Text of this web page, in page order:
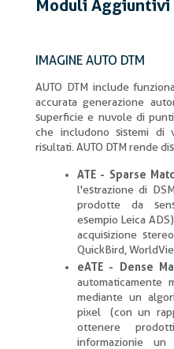
Moduli Aggiuntivi
IMAGINE AUTO DTM
AUTO DTM include
accurata generazione
superficie e nuvole di
che includono sistemi di
risultati. AUTO DTM rende
ATE - Sparse
l'estrazione di
prodotte da
esempio Leica
acquisizione
QuickBird,
eATE - Dense
automaticamente
mediante un
pixel (con un
ottenere
informazionie